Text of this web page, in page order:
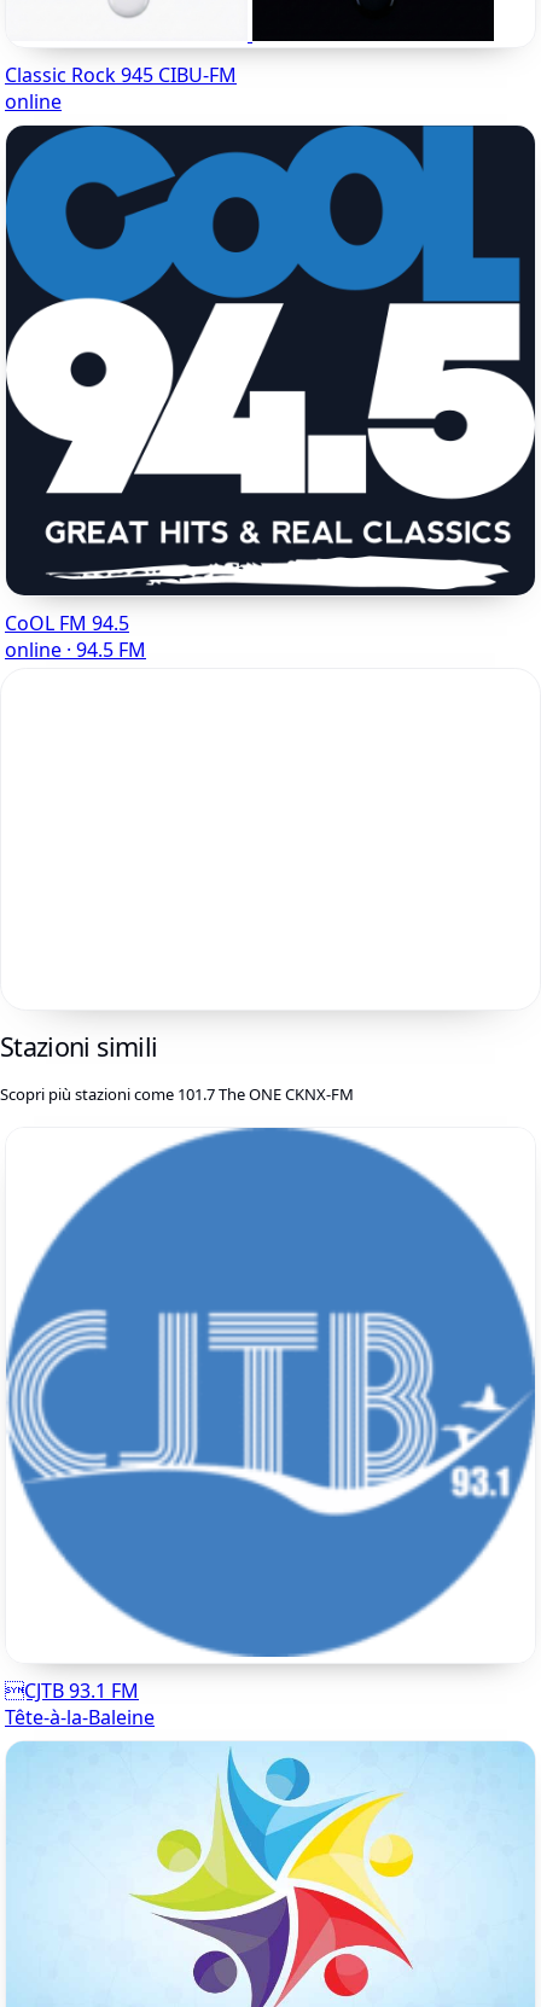
Classic Rock 945 CIBU-FM
online
CoOL FM 94.5
online · 94.5 FM
Stazioni simili
Scopri più stazioni come 101.7 The ONE CKNX-FM
CJTB 93.1 FM
Tête-à-la-Baleine